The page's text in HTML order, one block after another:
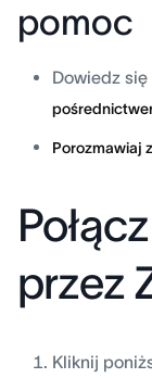
pomoc
Dowiedz
Porozmawiaj
przez
Kliknij